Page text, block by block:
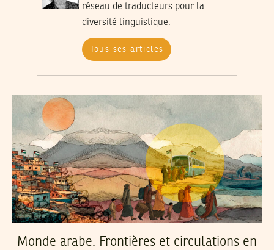
réseau de traducteurs pour la
diversité linguistique.
Tous ses articles
Monde arabe. Frontières et circulations en